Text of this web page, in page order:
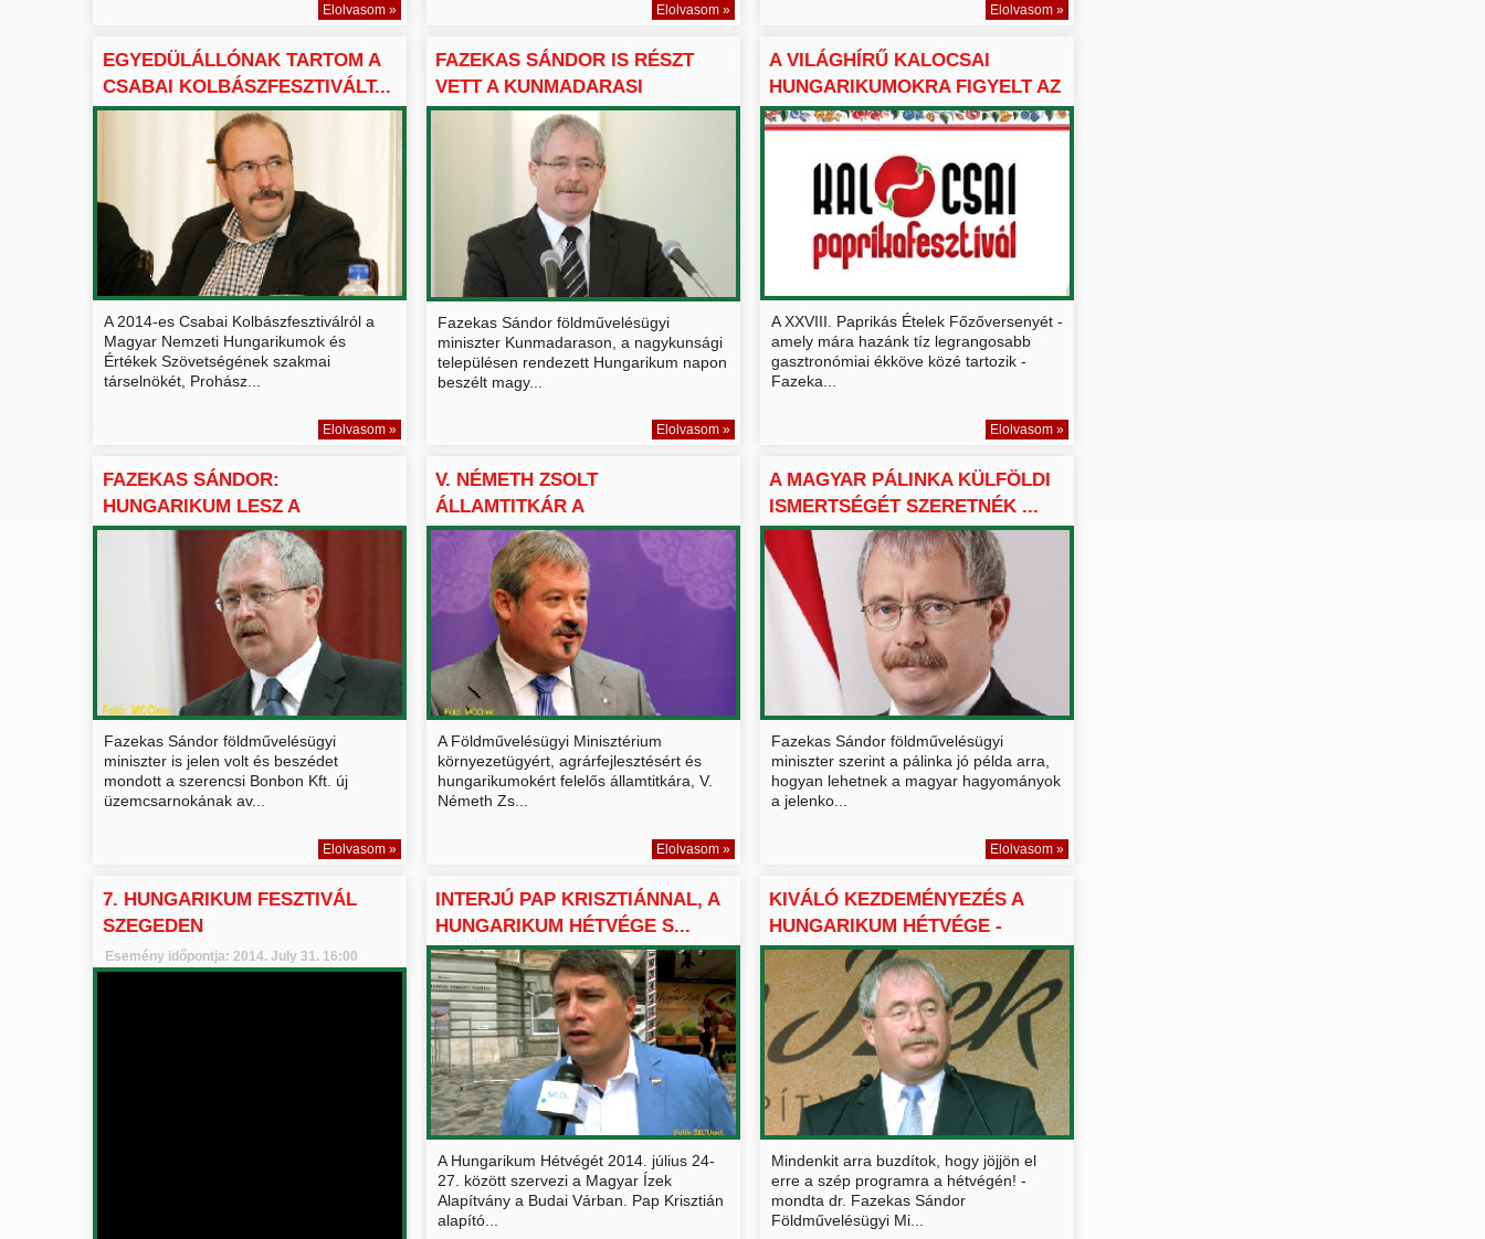
Elolvasom » Elolvasom » Elolvasom »
EGYEDÜLÁLLÓNAK TARTOM A
CSABAI KOLBÁSZFESZTIVÁLT...
A 2014-es Csabai Kolbászfesztiválról a
Magyar Nemzeti Hungarikumok és
Értékek Szövetségének szakmai
társelnökét, Prohász...
Elolvasom »
FAZEKAS SÁNDOR IS RÉSZT
VETT A KUNMADARASI
HUNGA...
Fazekas Sándor földművelésügyi
miniszter Kunmadarason, a nagykunsági
településen rendezett Hungarikum napon
beszélt magy...
Elolvasom »
A VILÁGHÍRŰ KALOCSAI
HUNGARIKUMOKRA FIGYELT AZ
O...
A XXVIII. Paprikás Ételek Főzőversenyét -
amely mára hazánk tíz legrangosabb
gasztronómiai ékköve közé tartozik -
Fazeka...
Elolvasom »
FAZEKAS SÁNDOR:
HUNGARIKUM LESZ A
SZERENCSI CSOK...
Fazekas Sándor földművelésügyi
miniszter is jelen volt és beszédet
mondott a szerencsi Bonbon Kft. új
üzemcsarnokának av...
Elolvasom »
V. NÉMETH ZSOLT
ÁLLAMTITKÁR A
HUNGARIKUMOKAT NÉP...
A Földművelésügyi Minisztérium
környezetügyért, agrárfejlesztésért és
hungarikumokért felelős államtitkára, V.
Németh Zs...
Elolvasom »
A MAGYAR PÁLINKA KÜLFÖLDI
ISMERTSÉGÉT SZERETNÉK ...
Fazekas Sándor földművelésügyi
miniszter szerint a pálinka jó példa arra,
hogyan lehetnek a magyar hagyományok
a jelenko...
Elolvasom »
7. HUNGARIKUM FESZTIVÁL
SZEGEDEN
Esemény időpontja: 2014. July 31. 16:00
INTERJÚ PAP KRISZTIÁNNAL, A
HUNGARIKUM HÉTVÉGE S...
A Hungarikum Hétvégét 2014. július 24-
27. között szervezi a Magyar Ízek
Alapítvány a Budai Várban. Pap Krisztián
alapító...
KIVÁLÓ KEZDEMÉNYEZÉS A
HUNGARIKUM HÉTVÉGE -
INTE...
Mindenkit arra buzdítok, hogy jöjjön el
erre a szép programra a hétvégén! -
mondta dr. Fazekas Sándor
Földművelésügyi Mi...